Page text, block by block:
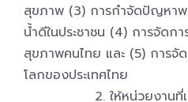
สุขภาพ (3) การกำจัดปัญหาพย
น้ำดีในประชาชน (4) การจัดก
สุขภาพคนไทย และ (5) การ
โลกของประเทศไทย
2. ให้หน่วยงานที่เกี่ย